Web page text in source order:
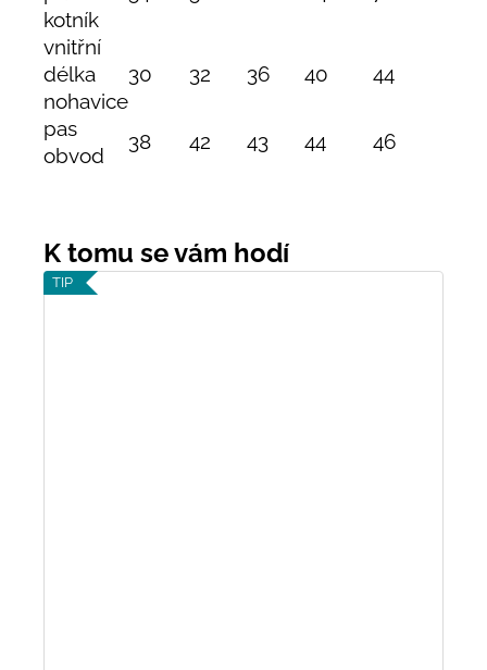
kotník
vnitřní
délka
nohavice
30 32 36 40 44
pas
obvod
38 42 43 44 46
TIP